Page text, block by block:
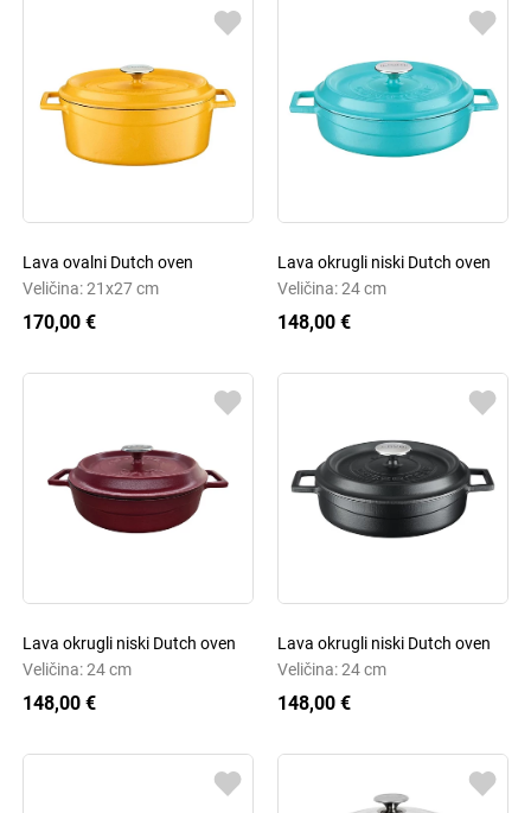
Lava ovalni Dutch oven
Veličina: 21x27 cm
170,00 €
Lava okrugli niski Dutch oven
Veličina: 24 cm
148,00 €
Lava okrugli niski Dutch oven
Veličina: 24 cm
148,00 €
Lava okrugli niski Dutch oven
Veličina: 24 cm
148,00 €